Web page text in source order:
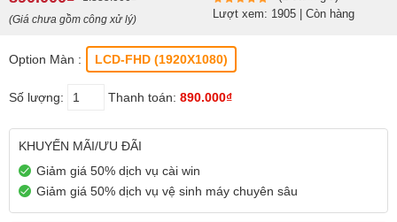
(Giá chưa gồm công xử lý)
Lượt xem: 1905 | Còn hàng
Option Màn : LCD-FHD (1920X1080)
Số lượng: Thanh toán: 890.000₫
KHUYẾN MÃI/ƯU ĐÃI
Giảm giá 50% dịch vụ cài win
Giảm giá 50% dịch vụ vệ sinh máy chuyên sâu